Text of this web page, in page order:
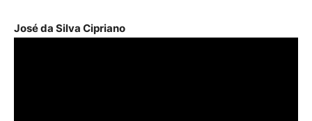
José da Silva Cipriano